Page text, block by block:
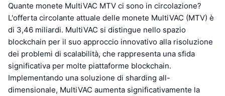
Quante monete MultiVAC MTV ci sono in circolazione?
L'offerta circolante attuale delle monete MultiVAC (MTV) è
di 3,46 miliardi. MultiVAC si distingue nello spazio
blockchain per il suo approccio innovativo alla risoluzione
dei problemi di scalabilità, che rappresenta una sfida
significativa per molte piattaforme blockchain.
Implementando una soluzione di sharding all-
dimensionale, MultiVAC aumenta significativamente la